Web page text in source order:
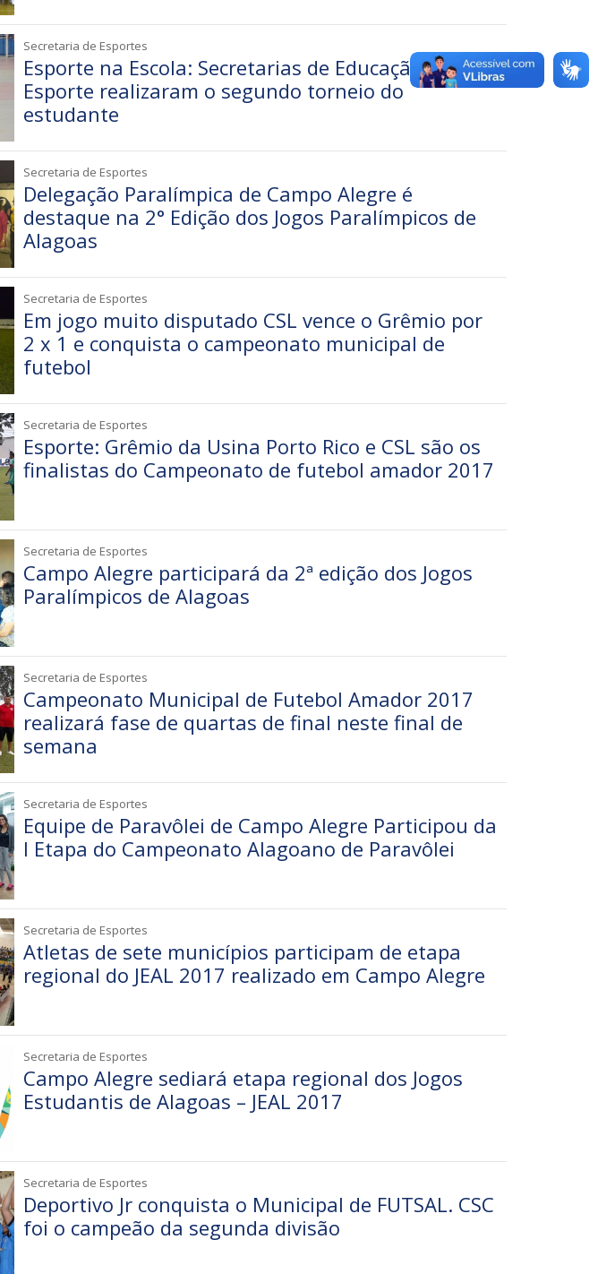
Secretaria de Esportes
Esporte na Escola: Secretarias de Educação e
Esporte realizaram o segundo torneio do
estudante
Secretaria de Esportes
Delegação Paralímpica de Campo Alegre é
destaque na 2° Edição dos Jogos Paralímpicos de
Alagoas
Secretaria de Esportes
Em jogo muito disputado CSL vence o Grêmio por
2 x 1 e conquista o campeonato municipal de
futebol
Secretaria de Esportes
Esporte: Grêmio da Usina Porto Rico e CSL são os
finalistas do Campeonato de futebol amador 2017
Secretaria de Esportes
Campo Alegre participará da 2ª edição dos Jogos
Paralímpicos de Alagoas
Secretaria de Esportes
Campeonato Municipal de Futebol Amador 2017
realizará fase de quartas de final neste final de
semana
Secretaria de Esportes
Equipe de Paravôlei de Campo Alegre Participou da
I Etapa do Campeonato Alagoano de Paravôlei
Secretaria de Esportes
Atletas de sete municípios participam de etapa
regional do JEAL 2017 realizado em Campo Alegre
Secretaria de Esportes
Campo Alegre sediará etapa regional dos Jogos
Estudantis de Alagoas – JEAL 2017
Secretaria de Esportes
Deportivo Jr conquista o Municipal de FUTSAL. CSC
foi o campeão da segunda divisão